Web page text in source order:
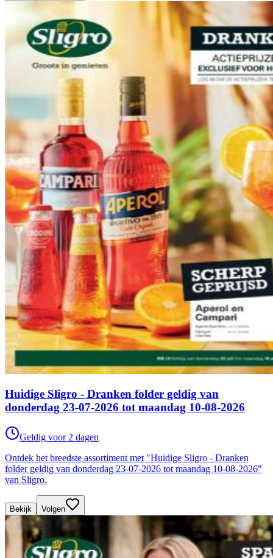
Huidige Sligro - Dranken folder geldig van
donderdag 23-07-2026 tot maandag 10-08-2026
Geldig voor 2 dagen
Ontdek het breedste assortiment met "Huidige Sligro - Dranken
folder geldig van donderdag 23-07-2026 tot maandag 10-08-2026"
van Sligro.
Bekijk Volgen